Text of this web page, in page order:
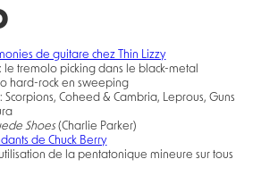
de guitare chez Thin Lizzy
le tremolo picking dans le black-metal
hard-rock en sweeping
Scorpions, Coheed & Cambria, Leprous, Guns
Shoes(Charlie Parker)
de Chuck Berry
de la pentatonique mineure sur tous